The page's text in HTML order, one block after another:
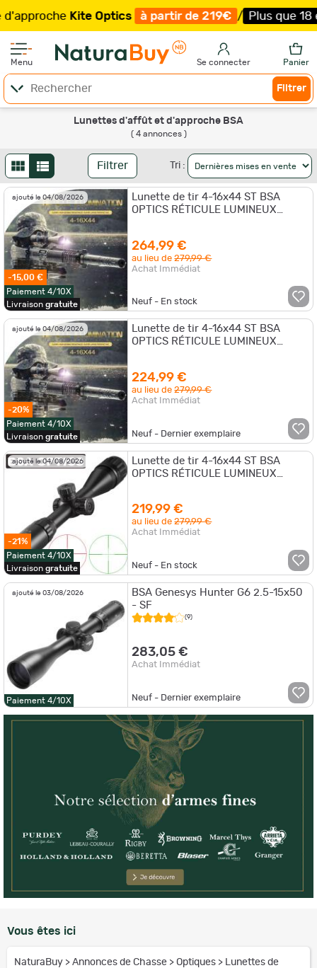
Kite Optics à partir de 219€ / Plus que 18
Menu Se connecter Panier
Filtrer
Lunettes d'affût et d'approche BSA
( 4 annonces )
Filtrer Tri :
ajouté le 04/08/2026
-15,00 €
Paiement 4/10X
Livraison gratuite
Lunette de tir 4-16x44 ST BSA
OPTICS RÉTICULE LUMINEUX
264,99 €
au lieu de279,99 €
Achat Immédiat
Neuf - En stock
ajouté le 04/08/2026
-20%
Paiement 4/10X
Livraison gratuite
Lunette de tir 4-16x44 ST BSA
OPTICS RÉTICULE LUMINEUX
224,99 €
au lieu de279,99 €
Achat Immédiat
Neuf - Dernier exemplaire
ajouté le 04/08/2026
-21%
Paiement 4/10X
Livraison gratuite
Lunette de tir 4-16x44 ST BSA
OPTICS RÉTICULE LUMINEUX
219,99 €
au lieu de279,99 €
Achat Immédiat
Neuf - En stock
ajouté le 03/08/2026
Paiement 4/10X
BSA Genesys Hunter G6 2.5-15x50
- SF
(9)
283,05 €
Achat Immédiat
Neuf - Dernier exemplaire
Vous êtes ici
NaturaBuy > Annonces de Chasse > Optiques > Lunettes de